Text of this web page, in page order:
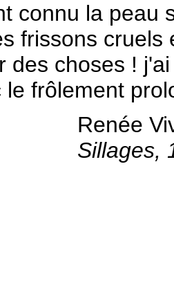
connu la peau
frissons cruels
des choses !
le frôlement
Renée
Sillages,